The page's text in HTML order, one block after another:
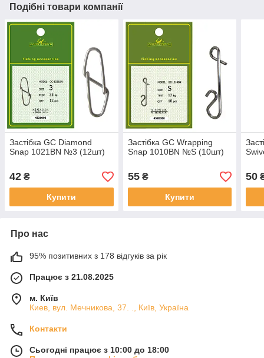
Подібні товари компанії
Застібка GC Diamond
Snap 1021BN №3 (12шт)
42 ₴
Купити
Застібка GC Wrapping
Snap 1010BN №S (10шт)
55₴
Купити
50
Про нас
95% позитивних з 178 відгуків за рік
Працює з 21.08.2025
м. Київ
Киев, вул. Мечникова, 37. ., Київ, Україна
Контакти
Сьогодні працює з 10:00 до 18:00